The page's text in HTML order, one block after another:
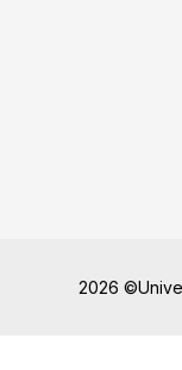
2026